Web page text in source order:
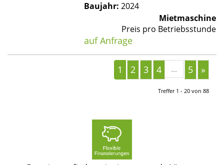
Baujahr: 2024
Mietmaschine
Preis pro Betriebsstunde
auf Anfrage
1 2 3 4 ... 5 »
Treffer 1 - 20 von 88